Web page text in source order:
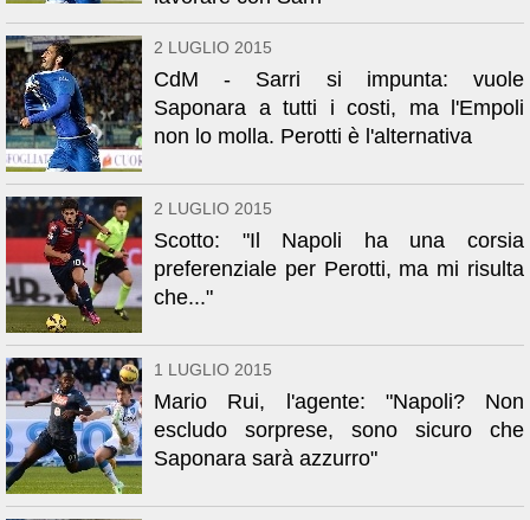
2 LUGLIO 2015
CdM - Sarri si impunta: vuole
Saponara a tutti i costi, ma l'Empoli
non lo molla. Perotti è l'alternativa
2 LUGLIO 2015
Scotto: "Il Napoli ha una corsia
preferenziale per Perotti, ma mi risulta
che..."
1 LUGLIO 2015
Mario Rui, l'agente: "Napoli? Non
escludo sorprese, sono sicuro che
Saponara sarà azzurro"